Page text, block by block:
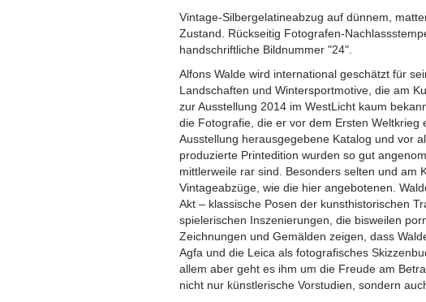
Vintage-Silbergelatineabzug auf dünnem,
Zustand. Rückseitig Fotografen-
handschriftliche Bildnummer "24".
Alfons Walde wird international geschätzt für
Landschaften und Wintersportmotive, die am
zur Ausstellung 2014 im WestLicht kaum
die Fotografie, die er vor dem Ersten Weltkrieg
Ausstellung herausgegebene Katalog und vor
produzierte Printedition wurden so gut
mittlerweile rar sind. Besonders selten und am
Vintageabzüge, wie die hier angebotenen.
Akt – klassische Posen der kunsthistorischen
spielerischen Inszenierungen, die bisweilen
Zeichnungen und Gemälden zeigen, dass
Agfa und die Leica als fotografisches
allem aber geht es ihm um die Freude am
nicht nur künstlerische Vorstudien, sondern